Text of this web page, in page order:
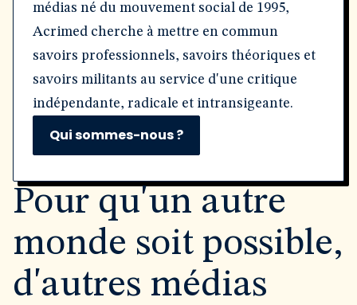
médias né du mouvement social de 1995,
Acrimed cherche à mettre en commun
savoirs professionnels, savoirs théoriques et
savoirs militants au service d'une critique
indépendante, radicale et intransigeante.
Qui sommes-nous ?
Pour qu'un autre
monde soit possible,
d'autres médias